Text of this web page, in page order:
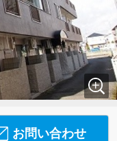
お問い合わせ